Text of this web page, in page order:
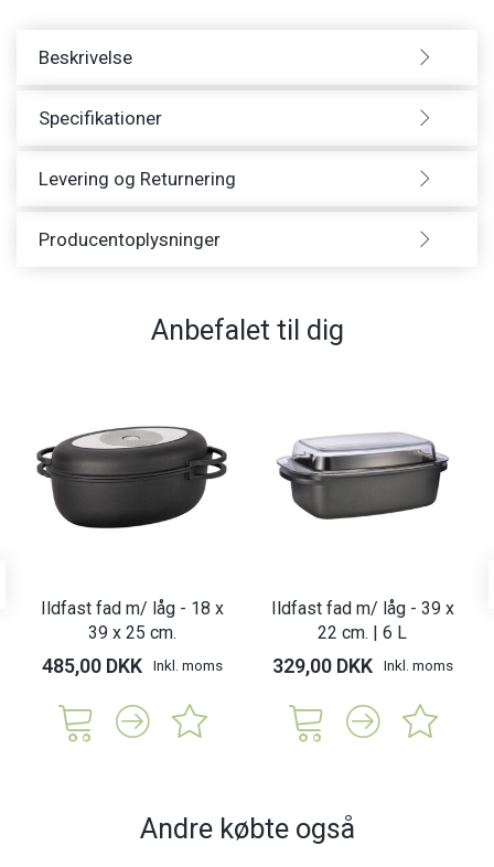
Beskrivelse
Specifikationer
Levering og Returnering
Producentoplysninger
Anbefalet til dig
Ildfast fad m/ låg - 18 x
39 x 25 cm.
485,00 DKK Inkl. moms
Ildfast fad m/ låg - 39 x
22 cm. | 6 L
329,00 DKK Inkl. moms
Andre købte også